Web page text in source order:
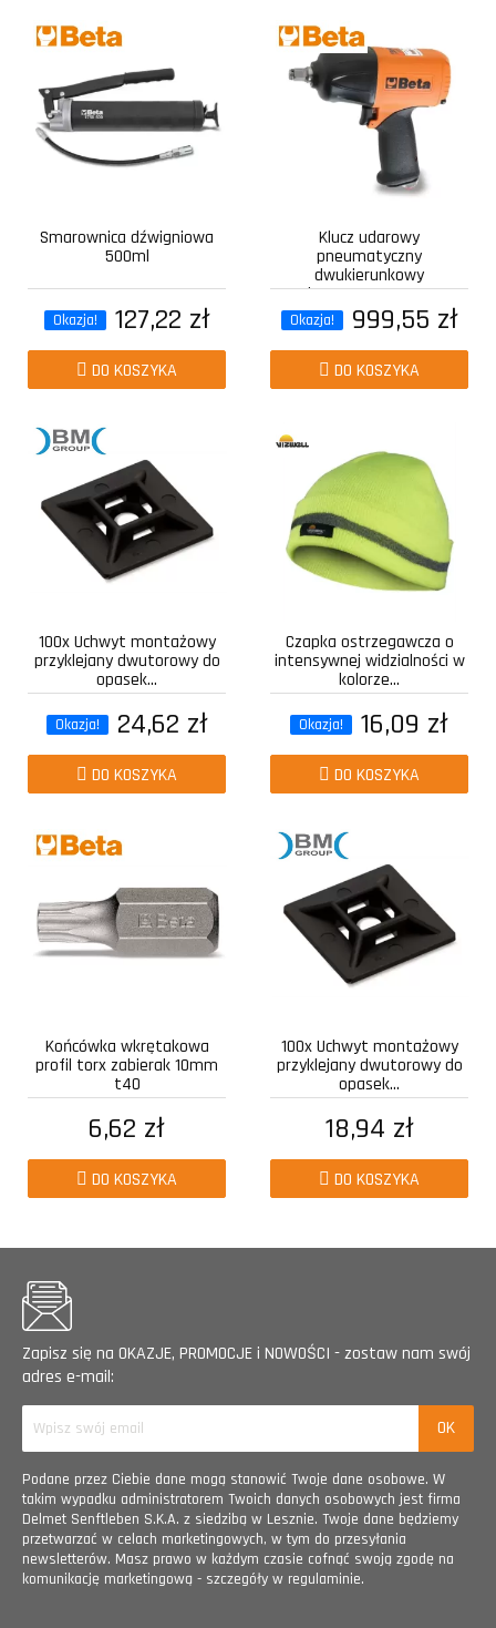
Smarownica dźwigniowa
500ml
Okazja! 127,22 zł
DO KOSZYKA
Klucz udarowy
pneumatyczny
dwukierunkowy
kompozytowy z...
Okazja! 999,55 zł
DO KOSZYKA
100x Uchwyt montażowy
przyklejany dwutorowy do
opasek...
Okazja! 24,62 zł
DO KOSZYKA
Czapka ostrzegawcza o
intensywnej widzialności w
kolorze...
Okazja! 16,09 zł
DO KOSZYKA
Końcówka wkrętakowa
profil torx zabierak 10mm
t40
6,62 zł
DO KOSZYKA
100x Uchwyt montażowy
przyklejany dwutorowy do
opasek...
18,94 zł
DO KOSZYKA
Zapisz się na OKAZJE, PROMOCJE i NOWOŚCI - zostaw nam swój
adres e-mail:
Podane przez Ciebie dane mogą stanowić Twoje dane osobowe. W
takim wypadku administratorem Twoich danych osobowych jest firma
Delmet Senftleben S.K.A. z siedzibą w Lesznie. Twoje dane będziemy
przetwarzać w celach marketingowych, w tym do przesyłania
newsletterów. Masz prawo w każdym czasie cofnąć swoją zgodę na
komunikację marketingową - szczegóły w regulaminie.